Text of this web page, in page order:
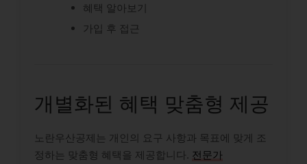
혜택 알아보기
가입 후 접근
개별화된 혜택 맞춤형 제공
노란우산공제는 개인의 요구 사항과 목표에 맞게 조
정하는 맞춤형 혜택을 제공합니다. 전문가